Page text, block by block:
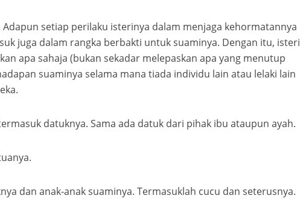
Adapun setiap perilaku isterinya dalam menjaga kehormatannya
juga dalam rangka berbakti untuk suaminya. Dengan itu, isteri
apa sahaja (bukan sekadar melepaskan apa yang menutup
suaminya selama mana tiada individu lain atau lelaki lain
datuknya. Sama ada datuk dari pihak ibu ataupun ayah.
dan anak-anak suaminya. Termasuklah cucu dan seterusnya.